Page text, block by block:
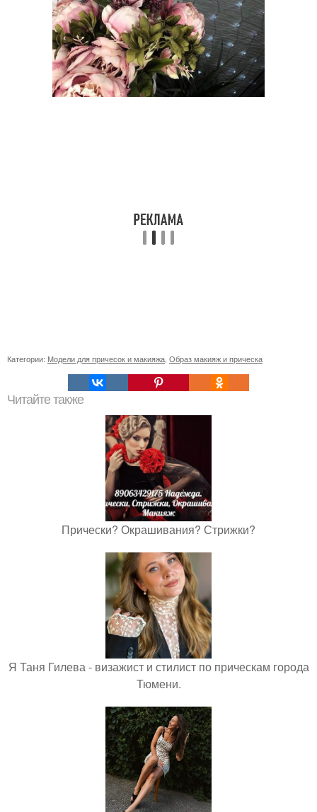
Категории: Модели для причесок и макияжа Образ макияж и прическа
Читайте также
Прически? Окрашивания? Стрижки?
Я Таня Гилева - визажист и стилист по прическам города
Тюмени.